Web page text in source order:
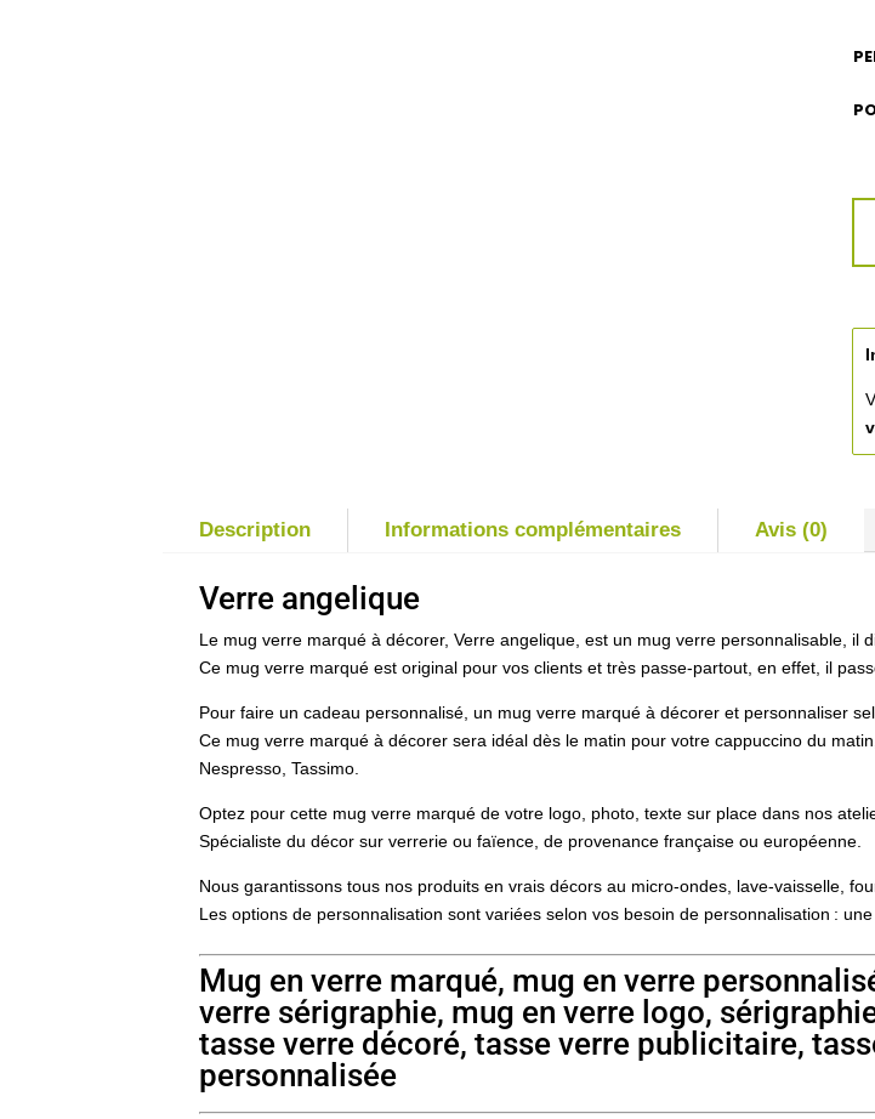
Description Informations complémentaires Avis (0)
Verre angelique
Le mug verre marqué à décorer, Verre angelique, est un mug verre personnalisable, il
Ce mug verre marqué est original pour vos clients et très passe-partout, en effet, il
Pour faire un cadeau personnalisé, un mug verre marqué à décorer et personnaliser
Ce mug verre marqué à décorer sera idéal dès le matin pour votre cappuccino du
Nespresso, Tassimo.
Optez pour cette mug verre marqué de votre logo, photo, texte sur place dans nos
Spécialiste du décor sur verrerie ou faïence, de provenance française ou européenne.
Nous garantissons tous nos produits en vrais décors au micro-ondes, lave-vaisselle,
Les options de personnalisation sont variées selon vos besoin de personnalisation :
Mug en verre marqué, mug en verre
verre sérigraphie, mug en verre logo,
tasse verre décoré, tasse verre publicitaire,
personnalisée